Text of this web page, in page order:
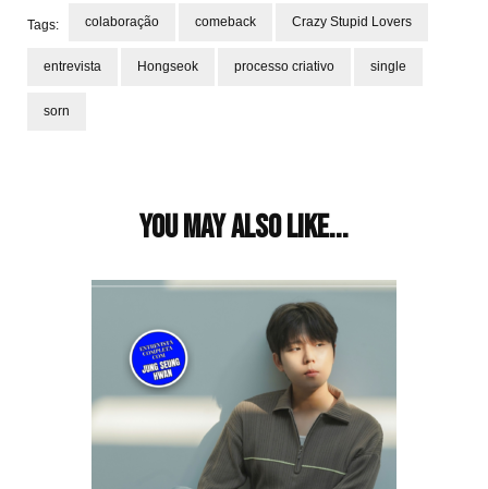
Tags: colaboração comeback Crazy Stupid Lovers
entrevista Hongseok processo criativo single
sorn
You may also like...